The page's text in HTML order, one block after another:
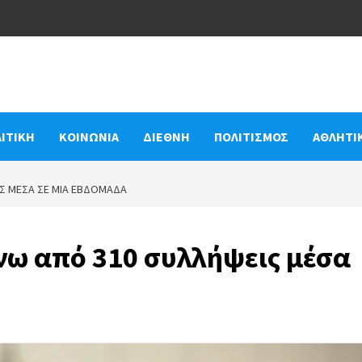
ΚΟΙΝΩΝΙΑ ΔΙΕΘΝΗ ΠΟΛΙΤΙΣΜΟΣ
ΜΈΣΑ ΣΕ ΜΙΑ ΕΒΔΟΜΆΔΑ
από 310 συλλήψεις μέσα